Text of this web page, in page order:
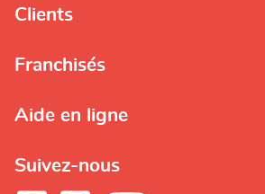
Clients
Franchisés
Aide en ligne
Suivez-nous